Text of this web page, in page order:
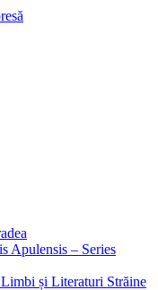
Apulensis – Series
și Literaturi Străine